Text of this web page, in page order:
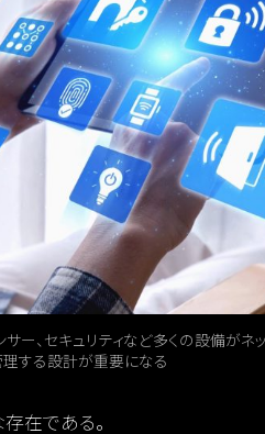
サー、セキュリティなど多くの設備がネ
理する設計が重要になる
在である。